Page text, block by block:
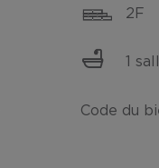
2F
1
Code du